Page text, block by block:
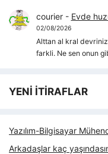
courier- Evde
02/08/2026
Alttan al kral
farkli. Ne sen onun
YENİ İTİRAFLAR
Yazılım-Bilgisayar
Arkadaşlar kaç